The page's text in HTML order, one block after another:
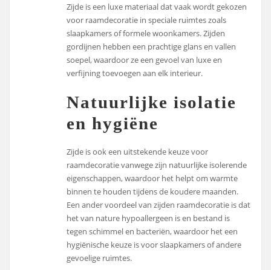
Zijde is een luxe materiaal dat vaak wordt gekozen
voor raamdecoratie in speciale ruimtes zoals
slaapkamers of formele woonkamers. Zijden
gordijnen hebben een prachtige glans en vallen
soepel, waardoor ze een gevoel van luxe en
verfijning toevoegen aan elk interieur.
Natuurlijke isolatie
en hygiëne
Zijde is ook een uitstekende keuze voor
raamdecoratie vanwege zijn natuurlijke isolerende
eigenschappen, waardoor het helpt om warmte
binnen te houden tijdens de koudere maanden.
Een ander voordeel van zijden raamdecoratie is dat
het van nature hypoallergeen is en bestand is
tegen schimmel en bacteriën, waardoor het een
hygiënische keuze is voor slaapkamers of andere
gevoelige ruimtes.